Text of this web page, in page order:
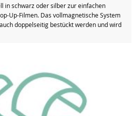
in schwarz oder silber zur einfachen
Up-Filmen. Das vollmagnetische System
doppelseitig bestückt werden und wird